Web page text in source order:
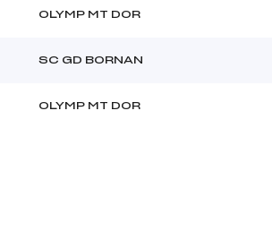
OLYMP MT DOR
SC GD BORNAN
OLYMP MT DOR